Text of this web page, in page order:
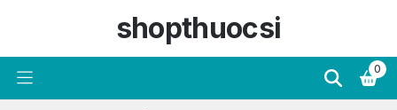
shopthuocsi
0